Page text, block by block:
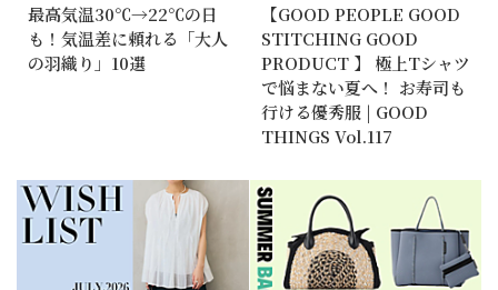
最高気温30℃→22℃の日
も！気温差に頼れる「大人
の羽織り」10選
【GOOD PEOPLE GOOD
STITCHING GOOD
PRODUCT 】 極上Tシャツ
で悩まない夏へ！ お寿司も
行ける優秀服 | GOOD
THINGS Vol.117